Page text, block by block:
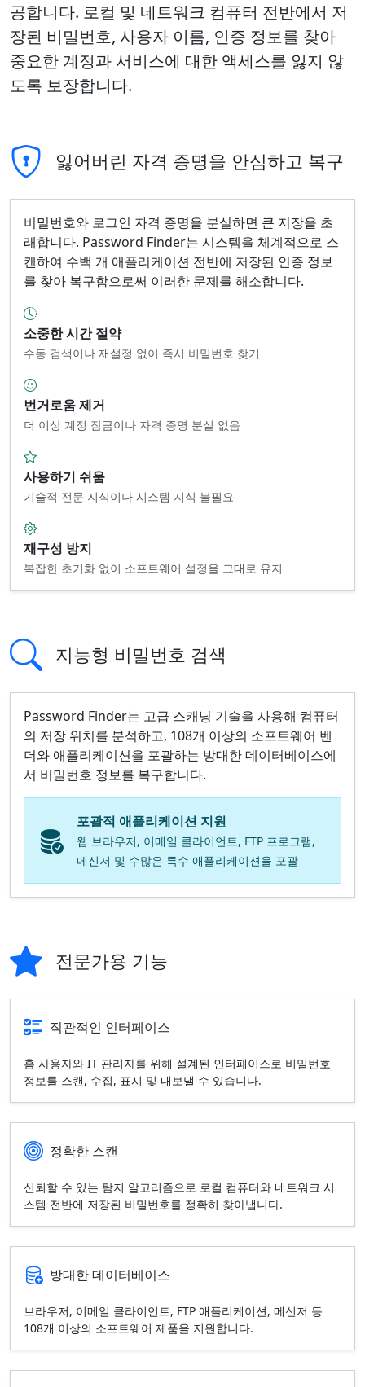
공합니다. 로컬 및 네트워크 컴퓨터 전반에서 저
장된 비밀번호, 사용자 이름, 인증 정보를 찾아
중요한 계정과 서비스에 대한 액세스를 잃지 않
도록 보장합니다.
잃어버린 자격 증명을 안심하고 복구
비밀번호와 로그인 자격 증명을 분실하면 큰 지장을 초
래합니다. Password Finder는 시스템을 체계적으로 스
캔하여 수백 개 애플리케이션 전반에 저장된 인증 정보
를 찾아 복구함으로써 이러한 문제를 해소합니다.
소중한 시간 절약
수동 검색이나 재설정 없이 즉시 비밀번호 찾기
번거로움 제거
더 이상 계정 잠금이나 자격 증명 분실 없음
사용하기 쉬움
기술적 전문 지식이나 시스템 지식 불필요
재구성 방지
복잡한 초기화 없이 소프트웨어 설정을 그대로 유지
지능형 비밀번호 검색
Password Finder는 고급 스캐닝 기술을 사용해 컴퓨터
의 저장 위치를 분석하고, 108개 이상의 소프트웨어 벤
더와 애플리케이션을 포괄하는 방대한 데이터베이스에
서 비밀번호 정보를 복구합니다.
포괄적 애플리케이션 지원
웹 브라우저, 이메일 클라이언트, FTP 프로그램,
메신저 및 수많은 특수 애플리케이션을 포괄
전문가용 기능
직관적인 인터페이스
홈 사용자와 IT 관리자를 위해 설계된 인터페이스로 비밀번호
정보를 스캔, 수집, 표시 및 내보낼 수 있습니다.
정확한 스캔
신뢰할 수 있는 탐지 알고리즘으로 로컬 컴퓨터와 네트워크 시
스템 전반에 저장된 비밀번호를 정확히 찾아냅니다.
방대한 데이터베이스
브라우저, 이메일 클라이언트, FTP 애플리케이션, 메신저 등
108개 이상의 소프트웨어 제품을 지원합니다.